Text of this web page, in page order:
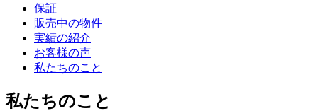
保証
販売中の物件
実績の紹介
お客様の声
私たちのこと
私たちのこと